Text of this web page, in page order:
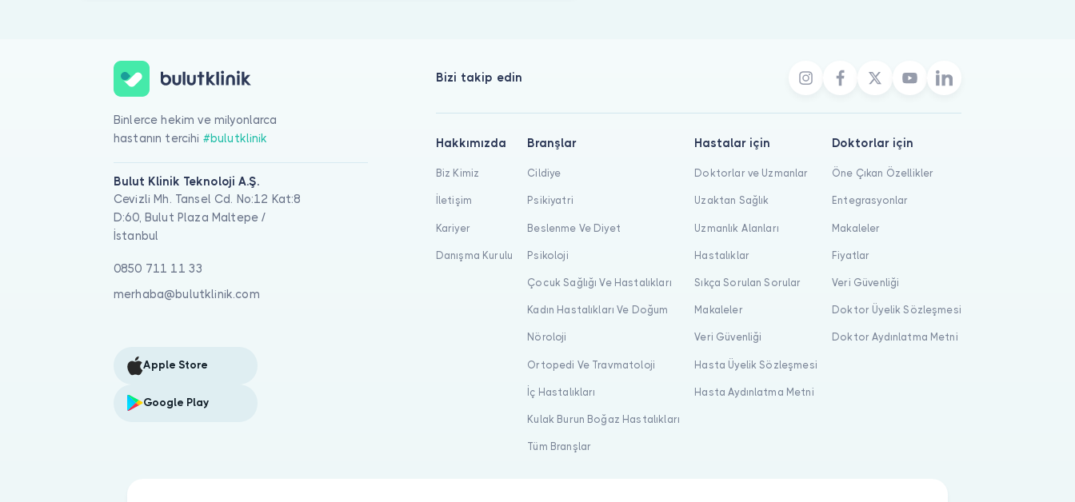
Binlerce hekim ve milyonlarca
hastanın tercihi #bulutklinik
Bulut Klinik Teknoloji A.Ş.
Cevizli Mh. Tansel Cd. No:12 Kat:8
D:60, Bulut Plaza Maltepe /
İstanbul
0850 711 11 33
merhaba@bulutklinik.com
Apple Store
Google Play
Bizi takip edin
Hakkımızda
Biz Kimiz
İletişim
Kariyer
Danışma Kurulu
Branşlar
Cildiye
Psikiyatri
Beslenme Ve Diyet
Psikoloji
Çocuk Sağlığı Ve Hastalıkları
Kadın Hastalıkları Ve Doğum
Nöroloji
Ortopedi Ve Travmatoloji
İç Hastalıkları
Kulak Burun Boğaz Hastalıkları
Tüm Branşlar
Hastalar için
Doktorlar ve Uzmanlar
Uzaktan Sağlık
Uzmanlık Alanları
Hastalıklar
Sıkça Sorulan Sorular
Makaleler
Veri Güvenliği
Hasta Üyelik Sözleşmesi
Hasta Aydınlatma Metni
Doktorlar için
Öne Çıkan Özellikler
Entegrasyonlar
Makaleler
Fiyatlar
Veri Güvenliği
Doktor Üyelik Sözleşmesi
Doktor Aydınlatma Metni